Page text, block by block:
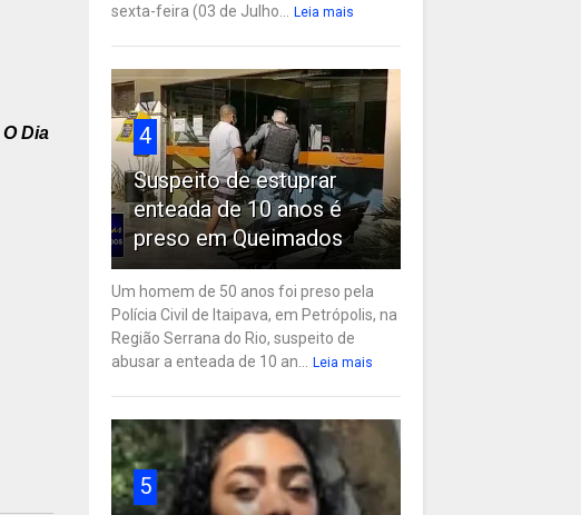
O Dia
sexta-feira (03 de Julho...
Leia mais
4
Suspeito de estuprar
enteada de 10 anos é
preso em Queimados
Um homem de 50 anos foi preso pela
Polícia Civil de Itaipava, em Petrópolis, na
Região Serrana do Rio, suspeito de
abusar a enteada de 10 an...
Leia mais
5